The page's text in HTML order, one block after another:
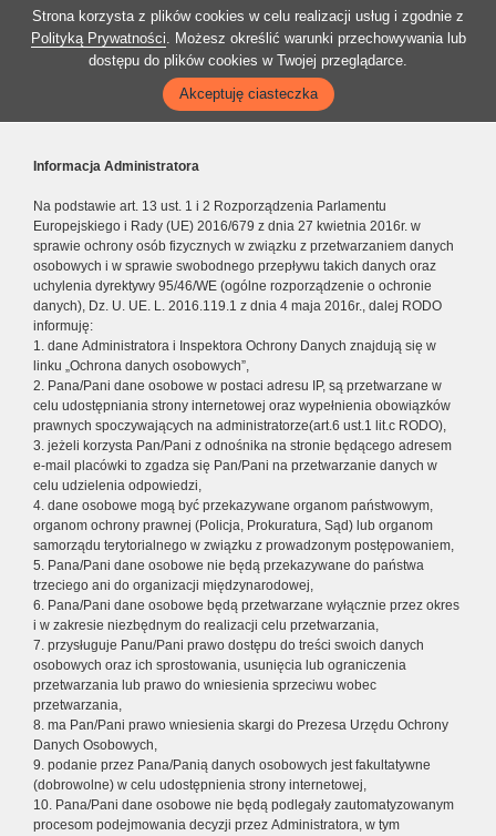
Strona korzysta z plików cookies w celu realizacji usług i zgodnie z
Polityką Prywatności. Możesz określić warunki przechowywania lub
dostępu do plików cookies w Twojej przeglądarce.
Akceptuję ciasteczka
Informacja Administratora
Na podstawie art. 13 ust. 1 i 2 Rozporządzenia Parlamentu
Europejskiego i Rady (UE) 2016/679 z dnia 27 kwietnia 2016r. w
sprawie ochrony osób fizycznych w związku z przetwarzaniem danych
osobowych i w sprawie swobodnego przepływu takich danych oraz
uchylenia dyrektywy 95/46/WE (ogólne rozporządzenie o ochronie
danych), Dz. U. UE. L. 2016.119.1 z dnia 4 maja 2016r., dalej RODO
informuję:
1. dane Administratora i Inspektora Ochrony Danych znajdują się w
linku „Ochrona danych osobowych”,
2. Pana/Pani dane osobowe w postaci adresu IP, są przetwarzane w
celu udostępniania strony internetowej oraz wypełnienia obowiązków
prawnych spoczywających na administratorze(art.6 ust.1 lit.c RODO),
3. jeżeli korzysta Pan/Pani z odnośnika na stronie będącego adresem
e-mail placówki to zgadza się Pan/Pani na przetwarzanie danych w
celu udzielenia odpowiedzi,
4. dane osobowe mogą być przekazywane organom państwowym,
organom ochrony prawnej (Policja, Prokuratura, Sąd) lub organom
samorządu terytorialnego w związku z prowadzonym postępowaniem,
5. Pana/Pani dane osobowe nie będą przekazywane do państwa
trzeciego ani do organizacji międzynarodowej,
6. Pana/Pani dane osobowe będą przetwarzane wyłącznie przez okres
i w zakresie niezbędnym do realizacji celu przetwarzania,
7. przysługuje Panu/Pani prawo dostępu do treści swoich danych
osobowych oraz ich sprostowania, usunięcia lub ograniczenia
przetwarzania lub prawo do wniesienia sprzeciwu wobec
przetwarzania,
8. ma Pan/Pani prawo wniesienia skargi do Prezesa Urzędu Ochrony
Danych Osobowych,
9. podanie przez Pana/Panią danych osobowych jest fakultatywne
(dobrowolne) w celu udostępnienia strony internetowej,
10. Pana/Pani dane osobowe nie będą podlegały zautomatyzowanym
procesom podejmowania decyzji przez Administratora, w tym